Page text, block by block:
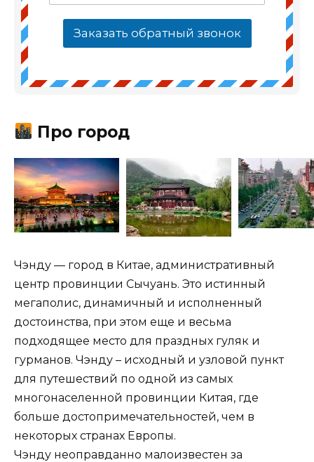
Заказать обратный звонок
Про город
Чэнду — город в Китае, административный
центр провинции Сычуань. Это истинный
мегаполис, динамичный и исполненный
достоинства, при этом еще и весьма
подходящее место для праздных гуляк и
гурманов. Чэнду – исходный и узловой пункт
для путешествий по одной из самых
многонаселенной провинции Китая, где
больше достопримечательностей, чем в
некоторых странах Европы.
Чэнду неоправданно малоизвестен за